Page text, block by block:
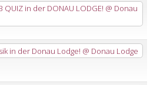
QUIZ in der DONAU LODGE! @ Donau
in der Donau Lodge! @ Donau Lodge